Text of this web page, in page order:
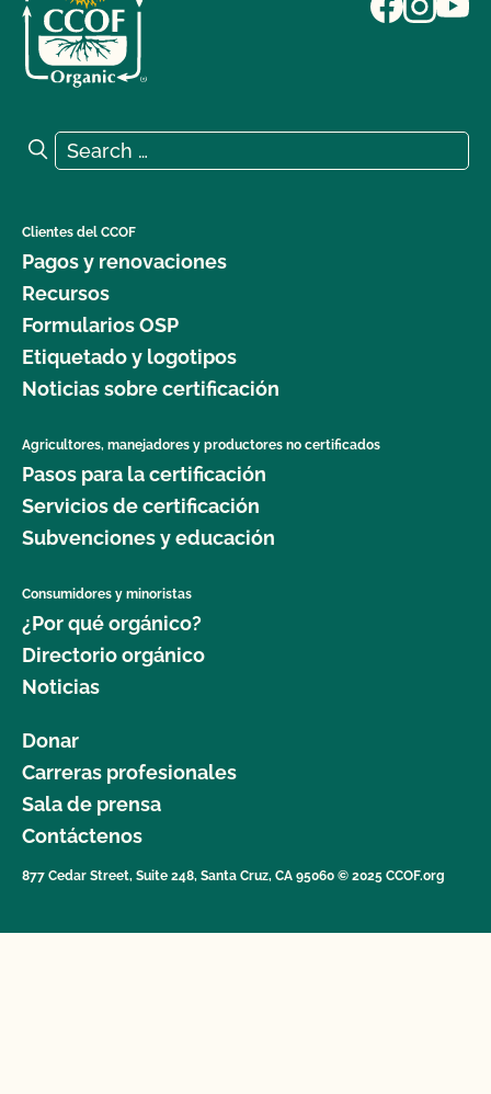
Search for:
Search
Clientes del CCOF
Pagos y renovaciones
Recursos
Formularios OSP
Etiquetado y logotipos
Noticias sobre certificación
Agricultores, manejadores y productores no certificados
Pasos para la certificación
Servicios de certificación
Subvenciones y educación
Consumidores y minoristas
¿Por qué orgánico?
Directorio orgánico
Noticias
Donar
Carreras profesionales
Sala de prensa
Contáctenos
877 Cedar Street, Suite 248, Santa Cruz, CA 95060 © 2025 CCOF.org